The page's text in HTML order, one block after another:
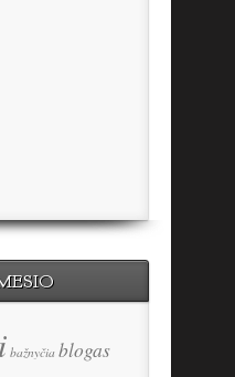
bažnyčia blogas